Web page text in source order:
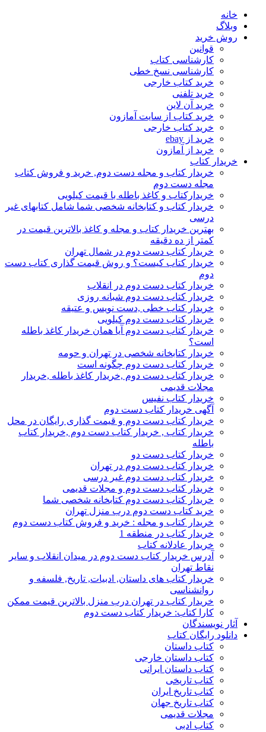
خانه
وبلاگ
روش خرید
قوانین
کارشناسی کتاب
کارشناسی نسخ خطی
خرید کتاب خارجی
خرید تلفنی
خرید آن لاین
خرید کتاب از سایت آمازون
خرید کتاب خارجی
خرید از ebay
خرید از آمازون
خریدار کتاب
خریدار کتاب و مجله دست دوم, خرید و فروش کتاب
مجله دست دوم
خریدارکتاب و کاغذ باطله با قیمت کیلویی
خریدار کتاب و کتابخانه شخصی شما شامل کتابهای غیر
درسی
بهترین خریدار کتاب و مجله و کاغذ بالاترین قیمت در
کمتر از ده دقیقه
خریدار کتاب دست دوم در شمال تهران
خریدار کتاب کیست؟ و روش قیمت گذاری کتاب دست
دوم
خریدار کتاب دست دوم در انقلاب
خریدار کتاب دست دوم شبانه روزی
خریدار کتاب خطی ,دست نویس و عتیقه
خریدار کتاب دست دوم کیلویی
خریدار کتاب دست دوم آیا همان خریدار کاغذ باطله
است؟
خریدار کتابخانه شخصی در تهران و حومه
خریدار کتاب دست دوم چگونه است
خریدار کتاب دست دوم ,خریدار کاغذ باطله ,خریدار
مجلات قدیمی
خریدار کتاب نفیس
آگهی خریدار کتاب دست دوم
خریدار کتاب دست دوم و قیمت گذاری رایگان در محل
خریدار کتاب , خریدار کتاب دست دوم ,خریدار کتاب
باطله
خریدار کتاب دست دو
خریدار کتاب دست دوم در تهران
خریدار کتاب دست دوم غیر درسی
خریدار کتاب دست دوم و مجلات قدیمی
خریدار کتاب دست دوم کتابخانه شخصی شما
خرید کتاب دست دوم درب منزل تهران
خریدار کتاب و مجله : خرید و فروش کتاب دست دوم
خریدار کتاب در منطقه 1
خریدار عادلانه کتاب
آدرس خریدار کتاب دست دوم در میدان انقلاب و سایر
نقاط تهران
خریدار کتاب های داستان, ادبیات, تاریخ, فلسفه و
روانشناسی
خریدار کتاب در تهران درب منزل بالاترین قیمت ممکن
کارا کتاب: خریدار کتاب دست دوم
آثار نویسندگان
دانلود رایگان کتاب
کتاب داستان
کتاب داستان خارجی
کتاب داستان ایرانی
کتاب تاریخی
کتاب تاریخ ایران
کتاب تاریخ جهان
مجلات قدیمی
کتاب ادبی